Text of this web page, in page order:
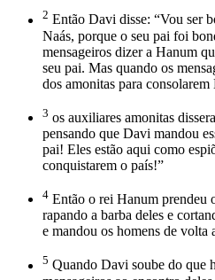
2 Então Davi disse: “Vou ser
Naás, porque o seu pai foi
mensageiros dizer a Hanum
seu pai. Mas quando os
dos amonitas para consolarem
3 os auxiliares amonitas
pensando que Davi mandou
pai! Eles estão aqui como
conquistarem o país!”
4 Então o rei Hanum prendeu
rapando a barba deles e
e mandou os homens de volta
5 Quando Davi soube do que